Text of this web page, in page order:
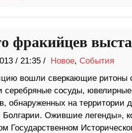
фракийцев
/ 21:35 / Новое, События
вошли сверкающие ритоны
серебряные сосуды,
обнаруженных на территории
Болгарии. Ожившие легенды»,
Государственном